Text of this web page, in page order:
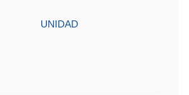
UNIDAD